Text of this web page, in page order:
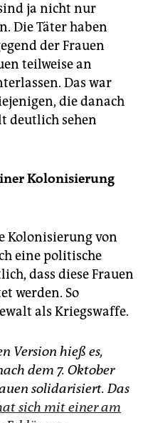
ja nicht nur
Die Täter haben
der Frauen
teilweise an
Das war
die danach
deutlich sehen
Kolonisierung
Kolonisierung von
eine politische
dass diese Frauen
werden. So
als Kriegswaffe.
Version hieß es,
dem 7. Oktober
solidarisiert. Das
sich mit einer am